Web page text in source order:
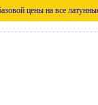
все латунные изделия!!!